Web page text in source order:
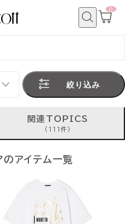
カ
0
絞り込み
関連TOPICS
(111件)
のアイテム一覧